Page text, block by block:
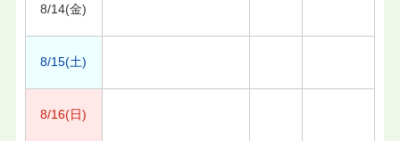
8/14(金)
8/15(土)
8/16(日)